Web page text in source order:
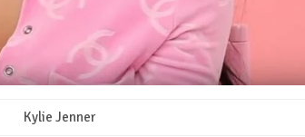
Kylie Jenner